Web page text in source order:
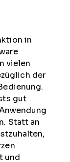
in
vielen
der
gut
Statt an
und